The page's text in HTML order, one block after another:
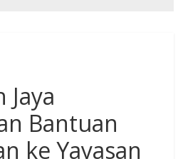
Jaya
Bantuan
ke Yayasan